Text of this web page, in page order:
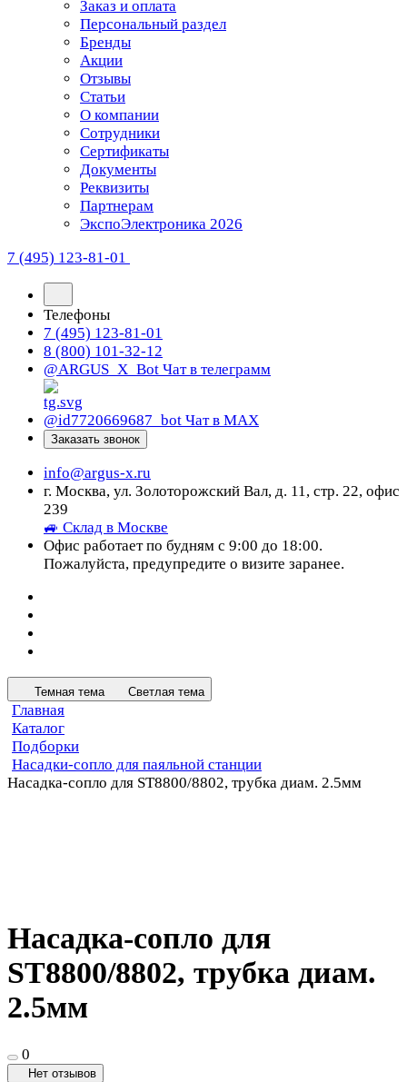
Заказ и оплата
Персональный раздел
Бренды
Акции
Отзывы
Статьи
О компании
Сотрудники
Сертификаты
Документы
Реквизиты
Партнерам
ЭкспоЭлектроника 2026
7 (495) 123-81-01
Телефоны
7 (495) 123-81-01
8 (800) 101-32-12
@ARGUS_X_Bot Чат в телеграмм
@id7720669687_bot Чат в МАХ
Заказать звонок
info@argus-x.ru
г. Москва, ул. Золоторожский Вал, д. 11, стр. 22, офис
239
🚙 Склад в Москве
Офис работает по будням с 9:00 до 18:00.
Пожалуйста, предупредите о визите заранее.
Темная тема Светлая тема
Главная
Каталог
Подборки
Насадки-сопло для паяльной станции
Насадка-сопло для ST8800/8802, трубка диам. 2.5мм
Насадка-сопло для
ST8800/8802, трубка диам.
2.5мм
0
Нет отзывов